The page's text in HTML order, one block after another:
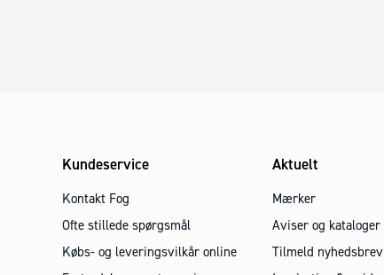
Kundeservice
Kontakt Fog
Ofte stillede spørgsmål
Købs- og leveringsvilkår online
Aktuelt
Mærker
Aviser og kataloger
Tilmeld nyhedsbrev